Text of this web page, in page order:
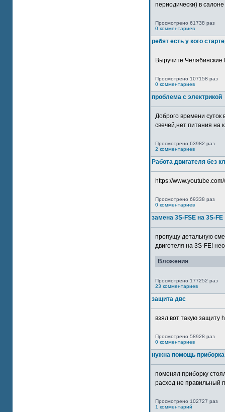
периодически) в
Просмотрено 61738 раз
0 комментариев
ребят есть у кого
Выручите
Просмотрено 107158 раз
0 комментариев
проблема с электрикой
Доброго времени суток
свечей,нет питания на
Просмотрено 63982 раз
2 комментариев
Работа двигателя без
https://
Просмотрено 69338 раз
0 комментариев
замена 3S-FSE на 3S-FE
пропущу детальную
двиготеля на 3S-FE!
Вложения
Просмотрено 177252 раз
23 комментариев
защита двс
взял вот такую защиту
Просмотрено 58928 раз
0 комментариев
нужна помощь
поменял приборку
расход не правильный
Просмотрено 102727 раз
1 комментарий